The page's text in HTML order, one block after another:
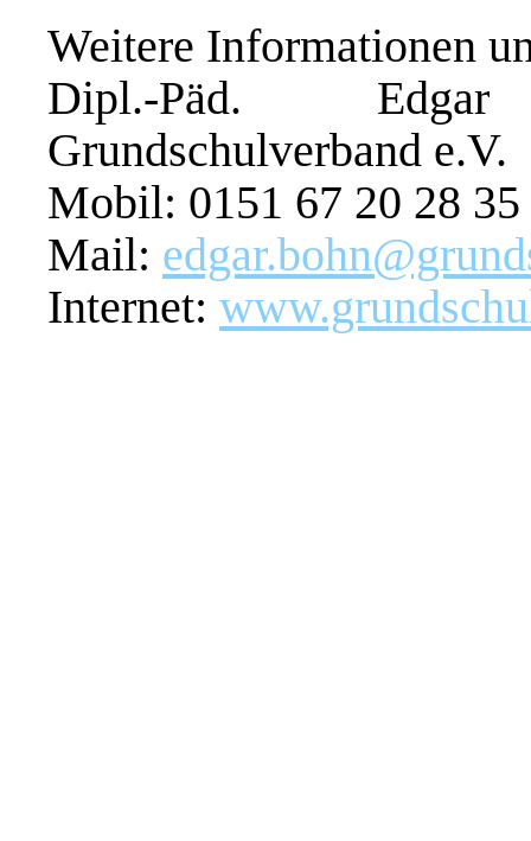
Weitere Informationen
Dipl.-Päd.
Grundschulverband e.V.
Mobil: 0151 67 20 28 35
Mail:
Internet: